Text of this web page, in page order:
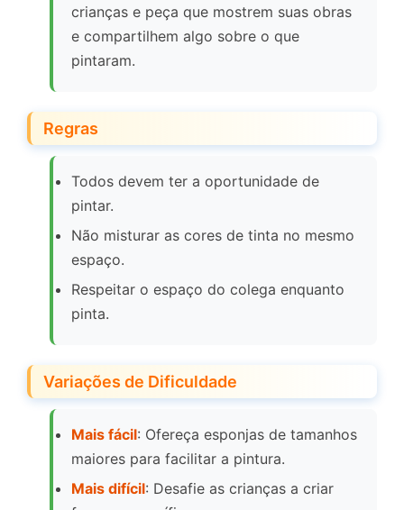
crianças e peça que mostrem suas obras
e compartilhem algo sobre o que
pintaram.
Regras
Todos devem ter a oportunidade de
pintar.
Não misturar as cores de tinta no mesmo
espaço.
Respeitar o espaço do colega enquanto
pinta.
Variações de Dificuldade
Mais fácil: Ofereça esponjas de tamanhos
maiores para facilitar a pintura.
Mais difícil: Desafie as crianças a criar